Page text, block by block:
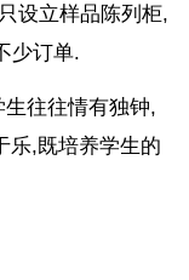
设立样品陈列柜,
少订单.
往往情有独钟,
乐,既培养学生的